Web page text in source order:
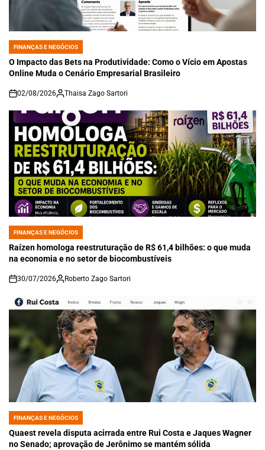
POSTED
IN
FINANÇAS E NEGÓCIOS
O Impacto das Bets na Produtividade: Como o Vício em Apostas
Online Muda o Cenário Empresarial Brasileiro
on
02/08/2026 Thaisa Zago Sartori
POSTED
IN
FINANÇAS E NEGÓCIOS
Raízen homologa reestruturação de R$ 61,4 bilhões: o que muda
na economia e no setor de biocombustíveis
on
30/07/2026 Roberto Zago Sartori
POSTED
IN
FINANÇAS E NEGÓCIOS
Quaest revela disputa acirrada entre Rui Costa e Jaques Wagner
no Senado; aprovação de Jerônimo se mantém sólida